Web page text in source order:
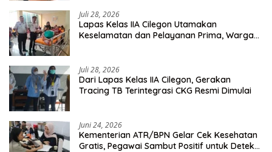
Juli 28, 2026
Lapas Kelas IIA Cilegon Utamakan
Keselamatan dan Pelayanan Prima, Warga
Juli 28, 2026
Dari Lapas Kelas IIA Cilegon, Gerakan
Tracing TB Terintegrasi CKG Resmi Dimulai
Juni 24, 2026
Kementerian ATR/BPN Gelar Cek Kesehatan
Gratis, Pegawai Sambut Positif untuk Deteksi